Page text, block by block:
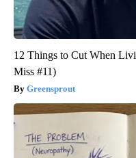
12 Things to Cut When
Miss #11)
Greensprout